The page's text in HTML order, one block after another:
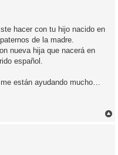
hacer con tu hijo nacido en
de la madre.
nueva hija que nacerá en
español.
están ayudando mucho…